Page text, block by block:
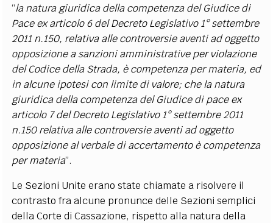
“la natura giuridica della competenza del Giudice di
Pace ex articolo 6 del Decreto Legislativo 1° settembre
2011 n.150, relativa alle controversie aventi ad oggetto
opposizione a sanzioni amministrative per violazione
del Codice della Strada, è competenza per materia, ed
in alcune ipotesi con limite di valore; che la natura
giuridica della competenza del Giudice di pace ex
articolo 7 del Decreto Legislativo 1° settembre 2011
n.150 relativa alle controversie aventi ad oggetto
opposizione al verbale di accertamento è competenza
per materia”.
Le Sezioni Unite erano state chiamate a risolvere il
contrasto fra alcune pronunce delle Sezioni semplici
della Corte di Cassazione, rispetto alla natura della